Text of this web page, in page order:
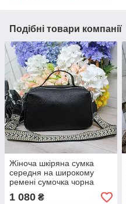
Подібні товари компанії
Жіноча шкіряна сумка
середня на широкому
ремені сумочка чорна
натуральна шкіра
1 080 ₴